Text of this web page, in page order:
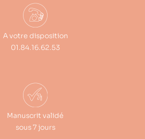
A votre disposition
01.84.16.62.53
Manuscrit validé
sous 7 jours